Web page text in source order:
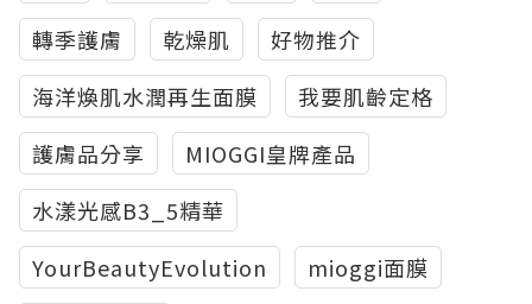
轉季護膚
乾燥肌
好物推介
海洋煥肌水潤再生面膜
我要肌齡定格
‪護膚品分享‬
MIOGGI皇牌產品‬‬
水漾光感B3_5精華
YourBeautyEvolution
mioggi面膜